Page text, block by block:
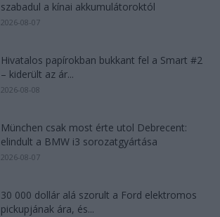
szabadul a kínai akkumulátoroktól
2026-08-07
Hivatalos papírokban bukkant fel a Smart #2
– kiderült az ár...
2026-08-08
München csak most érte utol Debrecent:
elindult a BMW i3 sorozatgyártása
2026-08-07
30 000 dollár alá szorult a Ford elektromos
pickupjának ára, és...